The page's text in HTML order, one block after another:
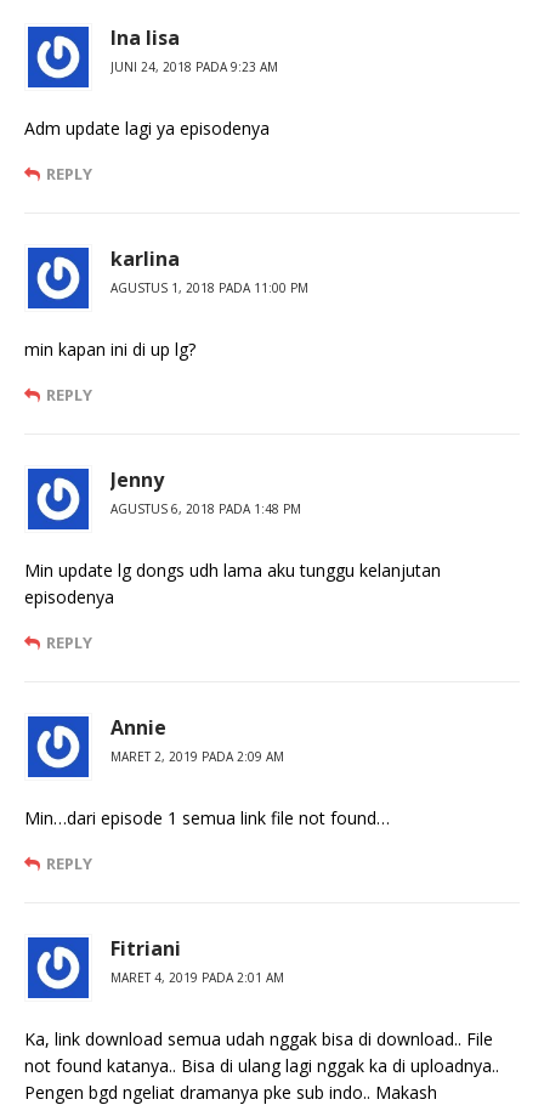
Ina lisa
JUNI 24, 2018 PADA 9:23 AM
Adm update lagi ya episodenya
REPLY
karlina
AGUSTUS 1, 2018 PADA 11:00 PM
min kapan ini di up lg?
REPLY
Jenny
AGUSTUS 6, 2018 PADA 1:48 PM
Min update lg dongs udh lama aku tunggu kelanjutan
episodenya
REPLY
Annie
MARET 2, 2019 PADA 2:09 AM
Min…dari episode 1 semua link file not found…
REPLY
Fitriani
MARET 4, 2019 PADA 2:01 AM
Ka, link download semua udah nggak bisa di download.. File
not found katanya.. Bisa di ulang lagi nggak ka di uploadnya..
Pengen bgd ngeliat dramanya pke sub indo.. Makash